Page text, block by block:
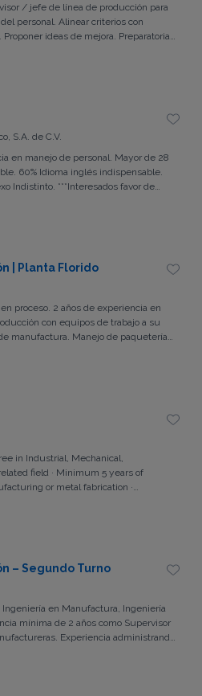
/ jefe de línea de producción para
personal. Alinear criterios con
ideas de mejora. Preparatoria,
deseable: Manejo de grupos,
S.A. de C.V.
en manejo de personal. Mayor de 28
60% Idioma inglés indispensable.
Indistinto. ***Interesados favor de
| Planta Florido
proceso. 2 años de experiencia en
con equipos de trabajo a su
manufactura. Manejo de paquetería
procesos, de preferencia con
in Industrial, Mechanical,
field · Minimum 5 years of
or metal fabrication ·
bending, paint, and assembly
– Segundo Turno
en Manufactura, Ingeniería
mínima de 2 años como Supervisor
Experiencia administrando
intermedio (deseable). Conocimientos